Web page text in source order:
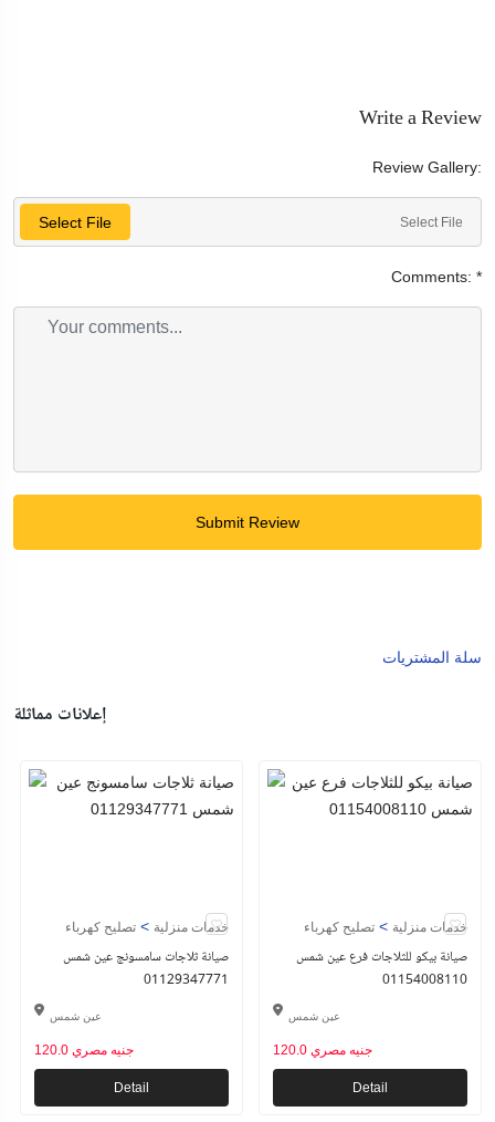
Write a Review
Review Gallery:
Select File Select File
Comments: *
Submit Review
سلة المشتريات
إعلانات مماثلة
خدمات منزلية > تصليح كهرباء
صيانة ثلاجات سامسونج عين شمس
01129347771
عين شمس
120.0 جنيه مصري
Detail
خدمات منزلية > تصليح كهرباء
صيانة بيكو للثلاجات فرع عين شمس
01154008110
عين شمس
120.0 جنيه مصري
Detail